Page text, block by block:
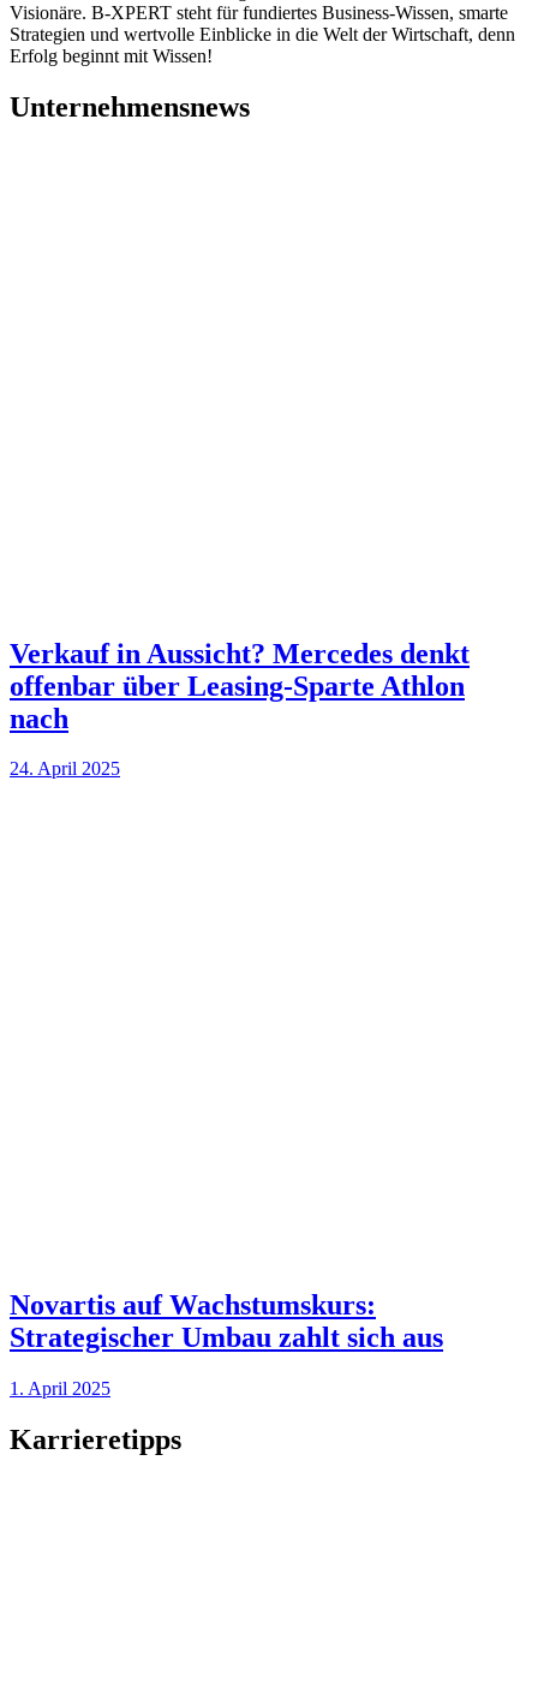
Visionäre. B-XPERT steht für fundiertes Business-Wissen, smarte
Strategien und wertvolle Einblicke in die Welt der Wirtschaft, denn
Erfolg beginnt mit Wissen!
Unternehmensnews
Verkauf in Aussicht? Mercedes denkt
offenbar über Leasing-Sparte Athlon
nach
24. April 2025
Novartis auf Wachstumskurs:
Strategischer Umbau zahlt sich aus
1. April 2025
Karrieretipps